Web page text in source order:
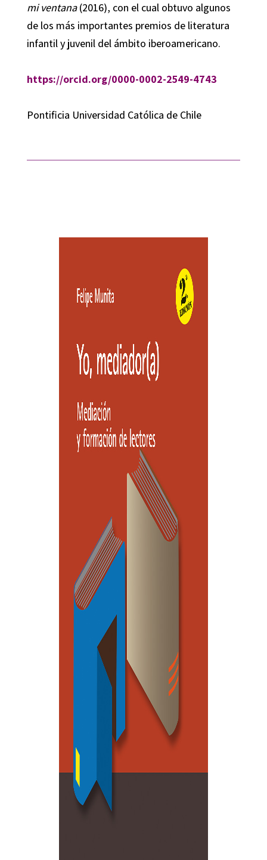
mi ventana(2016), con el cual obtuvo algunos
de los más importantes premios de literatura
infantil y juvenil del ámbito iberoamericano.
https://orcid.org/0000-0002-2549-4743
Pontificia Universidad Católica de Chile